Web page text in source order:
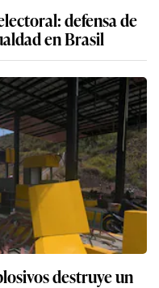
defensa de
en Brasil
destruye un